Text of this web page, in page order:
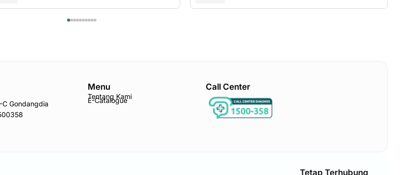
C Gondangdia
Menu
Tentang Kami
E-Catalogue
Call Center
Tetap Terhubung